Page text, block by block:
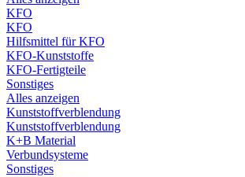
KFO
KFO
Hilfsmittel für KFO
KFO-Kunststoffe
KFO-Fertigteile
Sonstiges
Alles anzeigen
Kunststoffverblendung
Kunststoffverblendung
K+B Material
Verbundsysteme
Sonstiges